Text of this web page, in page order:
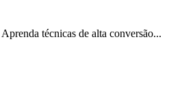
técnicas de alta conversão...